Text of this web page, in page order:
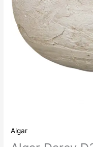
Algar